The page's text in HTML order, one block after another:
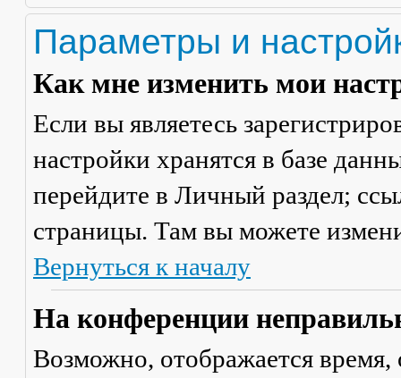
Параметры и
Как мне изменить мои
Если вы являетесь
настройки хранятся в базе
перейдите в Личный раздел;
страницы. Там вы можете
Вернуться к началу
На конференции
Возможно, отображается время,